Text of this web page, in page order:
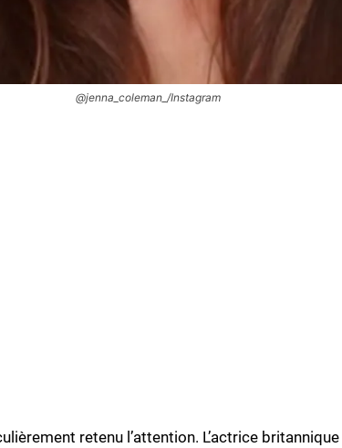
@jenna_coleman_/Instagram
retenu l’attention. L’actrice britannique